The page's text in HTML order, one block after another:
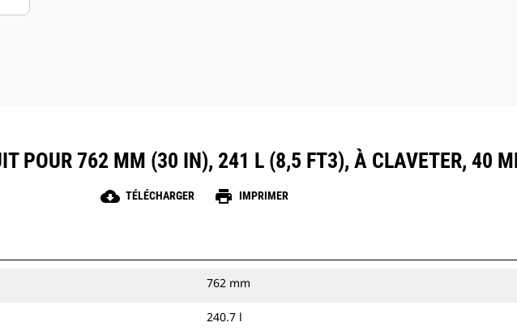
POUR 762 MM (30 IN), 241 L (8,5 FT3), À CLAVETER, 40
cloud_download TÉLÉCHARGER print IMPRIMER
762 mm
240.7 l